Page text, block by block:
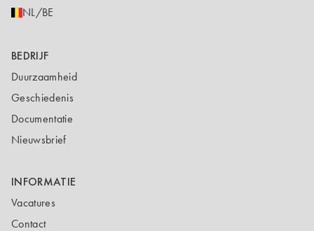
NL/BE
BEDRIJF
Duurzaamheid
Geschiedenis
Documentatie
Nieuwsbrief
INFORMATIE
Vacatures
Contact